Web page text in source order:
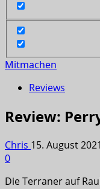
Mitmachen
Reviews
Review:
Chris 15. August 2021
0
Die Terraner auf